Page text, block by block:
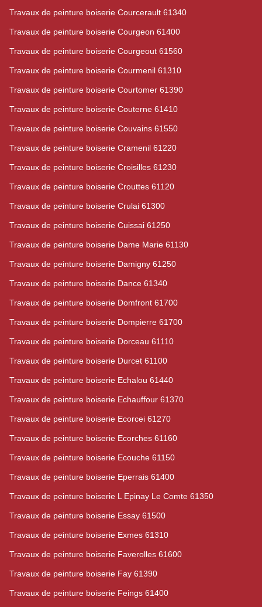
Travaux de peinture boiserie Courcerault 61340
Travaux de peinture boiserie Courgeon 61400
Travaux de peinture boiserie Courgeout 61560
Travaux de peinture boiserie Courmenil 61310
Travaux de peinture boiserie Courtomer 61390
Travaux de peinture boiserie Couterne 61410
Travaux de peinture boiserie Couvains 61550
Travaux de peinture boiserie Cramenil 61220
Travaux de peinture boiserie Croisilles 61230
Travaux de peinture boiserie Crouttes 61120
Travaux de peinture boiserie Crulai 61300
Travaux de peinture boiserie Cuissai 61250
Travaux de peinture boiserie Dame Marie 61130
Travaux de peinture boiserie Damigny 61250
Travaux de peinture boiserie Dance 61340
Travaux de peinture boiserie Domfront 61700
Travaux de peinture boiserie Dompierre 61700
Travaux de peinture boiserie Dorceau 61110
Travaux de peinture boiserie Durcet 61100
Travaux de peinture boiserie Echalou 61440
Travaux de peinture boiserie Echauffour 61370
Travaux de peinture boiserie Ecorcei 61270
Travaux de peinture boiserie Ecorches 61160
Travaux de peinture boiserie Ecouche 61150
Travaux de peinture boiserie Eperrais 61400
Travaux de peinture boiserie L Epinay Le Comte 61350
Travaux de peinture boiserie Essay 61500
Travaux de peinture boiserie Exmes 61310
Travaux de peinture boiserie Faverolles 61600
Travaux de peinture boiserie Fay 61390
Travaux de peinture boiserie Feings 61400